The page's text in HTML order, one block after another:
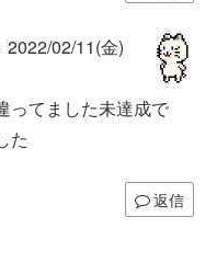
2022/02/11(金)
ってました未達成で
た
返信